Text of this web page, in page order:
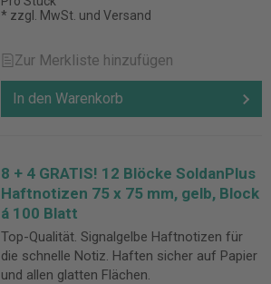
* zzgl. MwSt. und Versand
Zur Merkliste hinzufügen
In den Warenkorb
8 + 4 GRATIS! 12 Blöcke SoldanPlus
Haftnotizen 75 x 75 mm, gelb, Block
á 100 Blatt
Top-Qualität. Signalgelbe Haftnotizen für
die schnelle Notiz. Haften sicher auf Papier
und allen glatten Flächen.